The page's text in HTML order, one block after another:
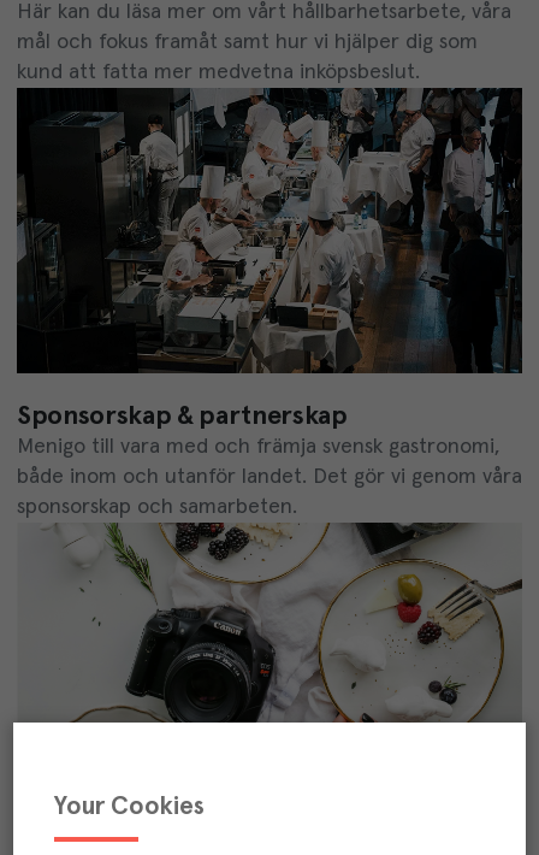
Här kan du läsa mer om vårt hållbarhetsarbete, våra
mål och fokus framåt samt hur vi hjälper dig som
kund att fatta mer medvetna inköpsbeslut.
Sponsorskap & partnerskap
Menigo till vara med och främja svensk gastronomi,
både inom och utanför landet. Det gör vi genom våra
sponsorskap och samarbeten.
Your Cookies